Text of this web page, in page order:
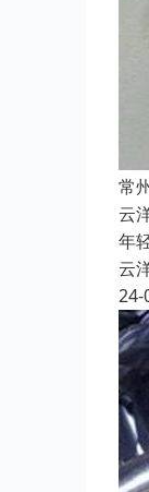
常
云
年
云
24-